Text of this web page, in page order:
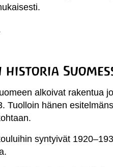
historia
alkoivat rakentua
Tuolloin hänen
syntyivät